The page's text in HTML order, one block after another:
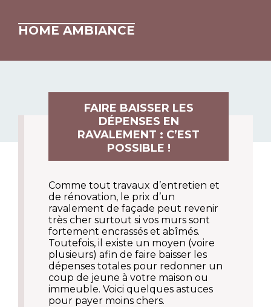
HOME AMBIANCE
FAIRE BAISSER LES
DÉPENSES EN
RAVALEMENT : C’EST
POSSIBLE !
Comme tout travaux d’entretien et
de rénovation, le prix d’un
ravalement de façade peut revenir
très cher surtout si vos murs sont
fortement encrassés et abîmés.
Toutefois, il existe un moyen (voire
plusieurs) afin de faire baisser les
dépenses totales pour redonner un
coup de jeune à votre maison ou
immeuble. Voici quelques astuces
pour payer moins chers.